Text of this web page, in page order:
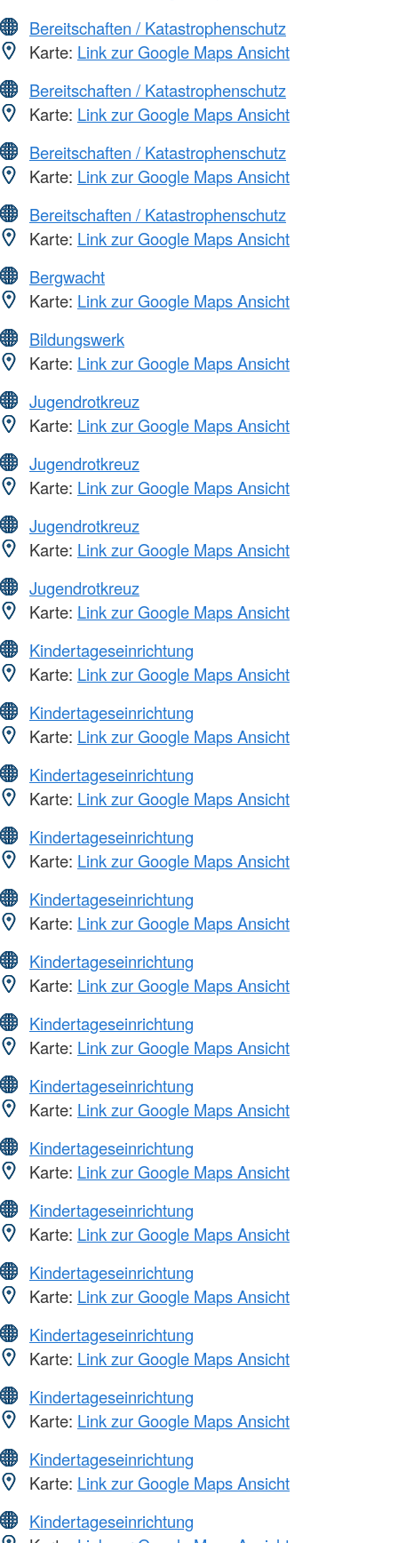
Bereitschaften / Katastrophenschutz
Karte: Link zur Google Maps Ansicht
Bereitschaften / Katastrophenschutz
Karte: Link zur Google Maps Ansicht
Bereitschaften / Katastrophenschutz
Karte: Link zur Google Maps Ansicht
Bereitschaften / Katastrophenschutz
Karte: Link zur Google Maps Ansicht
Bergwacht
Karte: Link zur Google Maps Ansicht
Bildungswerk
Karte: Link zur Google Maps Ansicht
Jugendrotkreuz
Karte: Link zur Google Maps Ansicht
Jugendrotkreuz
Karte: Link zur Google Maps Ansicht
Jugendrotkreuz
Karte: Link zur Google Maps Ansicht
Jugendrotkreuz
Karte: Link zur Google Maps Ansicht
Kindertageseinrichtung
Karte: Link zur Google Maps Ansicht
Kindertageseinrichtung
Karte: Link zur Google Maps Ansicht
Kindertageseinrichtung
Karte: Link zur Google Maps Ansicht
Kindertageseinrichtung
Karte: Link zur Google Maps Ansicht
Kindertageseinrichtung
Karte: Link zur Google Maps Ansicht
Kindertageseinrichtung
Karte: Link zur Google Maps Ansicht
Kindertageseinrichtung
Karte: Link zur Google Maps Ansicht
Kindertageseinrichtung
Karte: Link zur Google Maps Ansicht
Kindertageseinrichtung
Karte: Link zur Google Maps Ansicht
Kindertageseinrichtung
Karte: Link zur Google Maps Ansicht
Kindertageseinrichtung
Karte: Link zur Google Maps Ansicht
Kindertageseinrichtung
Karte: Link zur Google Maps Ansicht
Kindertageseinrichtung
Karte: Link zur Google Maps Ansicht
Kindertageseinrichtung
Karte: Link zur Google Maps Ansicht
Kindertageseinrichtung